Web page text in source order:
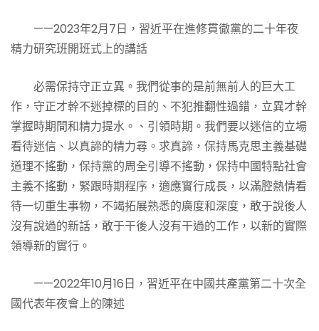
——2023年2月7日，習近平在進修貫徹黨的二十年夜
精力研究班開班式上的講話
必需保持守正立異。我們從事的是前無前人的巨大工
作，守正才幹不迷掉標的目的、不犯推翻性過錯，立異才幹
掌握時期間和精力提水。、引領時期。我們要以迷信的立場
看待迷信、以真諦的精力尋。求真諦，保持馬克思主義基礎
道理不搖動，保持黨的周全引導不搖動，保持中國特點社會
主義不搖動，緊跟時期程序，適應實行成長，以滿腔熱情看
待一切重生事物，不竭拓展熟悉的廣度和深度，敢于說後人
沒有說過的新話，敢于干後人沒有干過的工作，以新的實際
領導新的實行。
——2022年10月16日，習近平在中國共產黨第二十次全
國代表年夜會上的陳述